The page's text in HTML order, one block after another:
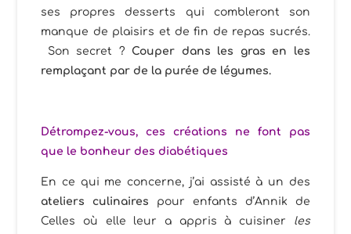
ses propres desserts qui combleront son
manque de plaisirs et de fin de repas sucrés.
Son secret ? Couper dans les gras en les
remplaçant par de la purée de légumes.
Détrompez-vous, ces créations ne font pas
que le bonheur des diabétiques
En ce qui me concerne, j’ai assisté à un des
ateliers culinaires pour enfants d’Annik de
Celles où elle leur a appris à cuisiner les